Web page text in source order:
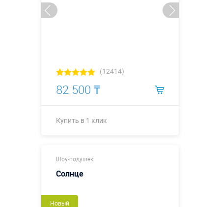
(12414)
82 500 ₸
Купить в 1 клик
Размеры, м:
Шоу-подушек
Солнце
Новый